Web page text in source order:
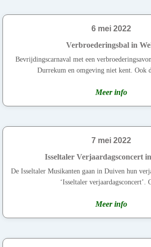
6 mei 2022
Verbroederingsbal in
Bevrijdingscarnaval met een
Durrekum en omgeving niet kent. Ook
Meer info
7 mei 2022
Isseltaler Verjaardagsconcert
De Isseltaler Musikanten gaan in Duiven hun
‘Isseltaler verjaardagsconcert’.
Meer info